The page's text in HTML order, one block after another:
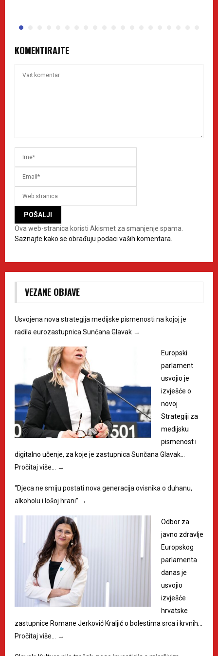
KOMENTIRAJTE
Ova web-stranica koristi Akismet za smanjenje spama.
Saznajte kako se obrađuju podaci vaših komentara.
VEZANE OBJAVE
Usvojena nova strategija medijske pismenosti na kojoj je
radila eurozastupnica Sunčana Glavak →
Europski
parlament
usvojio je
izvješće o
novoj
Strategiji za
medijsku
pismenost i
digitalno učenje, za koje je zastupnica Sunčana Glavak…
Pročitaj više… →
“Djeca ne smiju postati nova generacija ovisnika o duhanu,
alkoholu i lošoj hrani” →
Odbor za
javno zdravlje
Europskog
parlamenta
danas je
usvojio
izvješće
hrvatske
zastupnice Romane Jerković Kraljić o bolestima srca i krvnih…
Pročitaj više… →